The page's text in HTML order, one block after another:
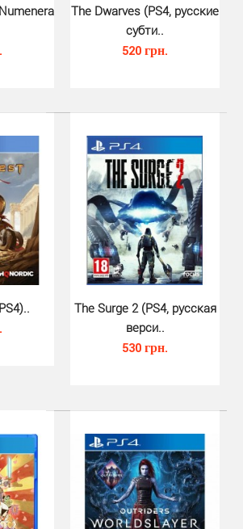
Mankind Divided (PS4, р..
430 грн.
Ex Mankind Divided PS4 строится
между аугментированными и
The Dwarves (PS4, русские
субти..
520 грн.
The Surge 2 (PS4, русская
верси..
530 грн.